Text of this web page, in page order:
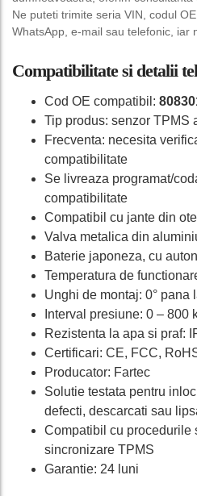
Ne puteti trimite seria VIN, codul
WhatsApp, e-mail sau telefonic, iar
Compatibilitate si detalii
Cod OE compatibil:
Tip produs: senzor TPMS
Frecventa: necesita
compatibilitate
Se livreaza programat/
compatibilitate
Compatibil cu jante din
Valva metalica din
Baterie japoneza, cu
Temperatura de
Unghi de montaj: 0° pana
Interval presiune: 0 – 800
Rezistenta la apa si praf:
Certificari: CE, FCC,
Producator: Fartec
Solutie testata pentru
defecti, descarcati sau
Compatibil cu procedurile
sincronizare TPMS
Garantie: 24 luni